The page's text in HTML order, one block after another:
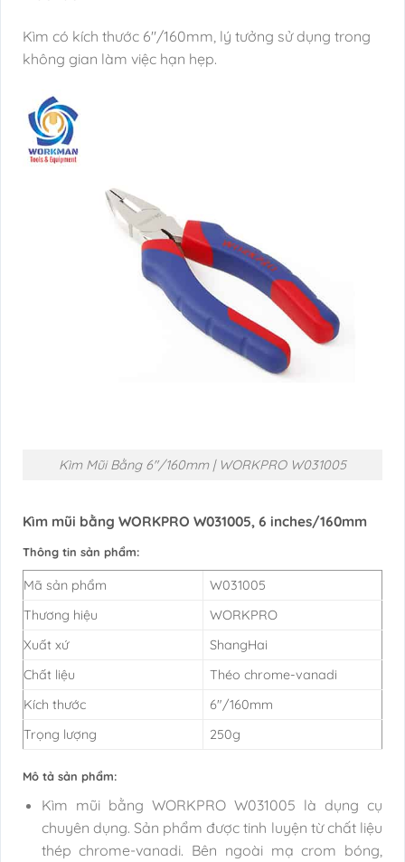
Kìm có kích thước 6″/160mm, lý tưởng sử dụng trong
không gian làm việc hạn hẹp.
Kìm Mũi Bằng 6″/160mm | WORKPRO W031005
Kìm mũi bằng WORKPRO W031005, 6 inches/160mm
Thông tin sản phẩm:
Mã sản phẩm
W031005
Thương hiệu
WORKPRO
Xuất xứ
ShangHai
Chất liệu
Théo chrome-vanadi
Kích thước
6″/160mm
Trọng lượng
250g
Mô tả sản phẩm:
Kìm mũi bằng WORKPRO W031005 là dụng cụ
chuyên dụng. Sản phẩm được tinh luyện từ chất liệu
thép chrome-vanadi. Bên ngoài mạ crom bóng,